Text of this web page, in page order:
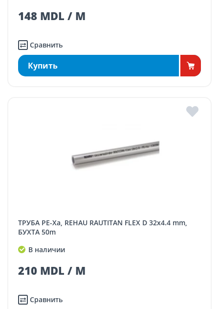
148 MDL / M
Сравнить
Купить
ТРУБА PE-Xa, REHAU RAUTITAN FLEX D 32x4.4 mm,
БУХТА 50m
В наличии
210 MDL / M
Сравнить